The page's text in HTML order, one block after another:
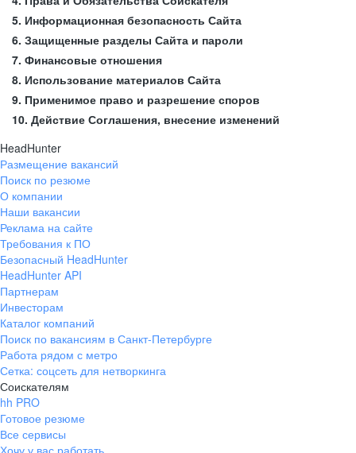
5. Информационная безопасность Сайта
6. Защищенные разделы Сайта и пароли
7. Финансовые отношения
8. Использование материалов Сайта
9. Применимое право и разрешение споров
10. Действие Соглашения, внесение изменений
HeadHunter
Размещение вакансий
Поиск по резюме
О компании
Наши вакансии
Реклама на сайте
Требования к ПО
Безопасный HeadHunter
HeadHunter API
Партнерам
Инвесторам
Каталог компаний
Поиск по вакансиям в Санкт-Петербурге
Работа рядом с метро
Сетка: соцсеть для нетворкинга
Соискателям
hh PRO
Готовое резюме
Все сервисы
Хочу у вас работать